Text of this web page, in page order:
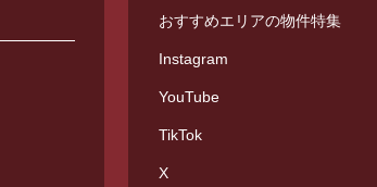
おすすめエリアの物件特集
Instagram
YouTube
TikTok
X